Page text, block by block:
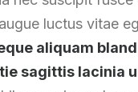
luctus vitae
aliquam
sagittis lacinia